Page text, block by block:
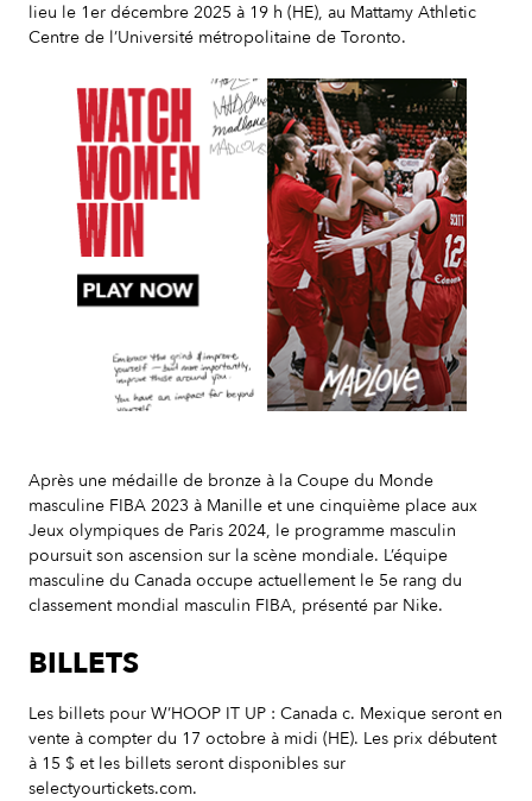
lieu le 1er décembre 2025 à 19 h (HE), au Mattamy Athletic
Centre de l’Université métropolitaine de Toronto.
Après une médaille de bronze à la Coupe du Monde
masculine FIBA 2023 à Manille et une cinquième place aux
Jeux olympiques de Paris 2024, le programme masculin
poursuit son ascension sur la scène mondiale. L’équipe
masculine du Canada occupe actuellement le 5e rang du
classement mondial masculin FIBA, présenté par Nike.
BILLETS
Les billets pour W’HOOP IT UP : Canada c. Mexique seront en
vente à compter du 17 octobre à midi (HE). Les prix débutent
à 15 $ et les billets seront disponibles sur
selectyourtickets.com.